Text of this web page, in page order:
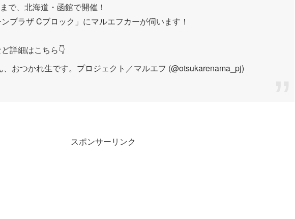
で、北海道・函館で開催！
ンプラザ Cブロック」にマルエフカーが伺います！
詳細はこちら👇
おつかれ生です。プロジェクト／マルエフ (@otsukarenama_pj)
スポンサーリンク